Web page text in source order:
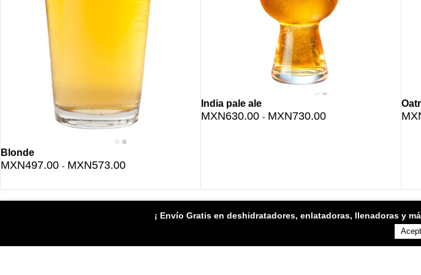
Blonde
MXN497.00- MXN573.00
India pale ale
MXN630.00- MXN730.00
¡ Envío Gratis en deshidratadores, enlatadoras, llenadoras y